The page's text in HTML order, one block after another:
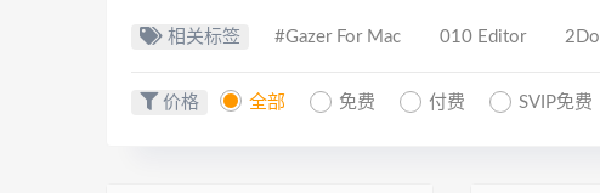
相关标签 #Gazer For Mac 010 Editor 2Do
价格 全部 免费 付费 SVIP免费